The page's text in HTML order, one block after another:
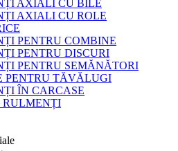
AXIALI CU BILE
AXIALI CU ROLE
PENTRU COMBINE
PENTRU DISCURI
PENTRU SEMĂNĂTORI
PENTRU TĂVĂLUGI
ÎN CARCASE
RULMENȚI